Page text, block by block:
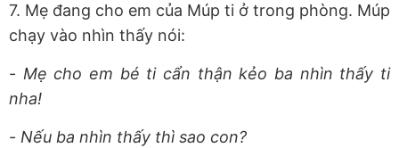
7. Mẹ đang cho em của Múp ti ở trong phòng. Múp
chạy vào nhìn thấy nói:
- Mẹ cho em bé ti cẩn thận kẻo ba nhìn thấy ti
nha!
- Nếu ba nhìn thấy thì sao con?